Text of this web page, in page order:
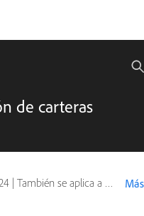
de carteras
| También se aplica a Adobe Acrobat 2017, Adobe Acrobat 2020 Más